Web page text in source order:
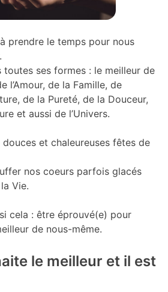
prendre le temps pour nous
toutes ses formes : le meilleur de
l’Amour, de la Famille, de
de la Pureté, de la Douceur,
et aussi de l’Univers.
et chaleureuses fêtes de
nos coeurs parfois glacés
Vie.
cela : être éprouvé(e) pour
de nous-même.
le meilleur et il est